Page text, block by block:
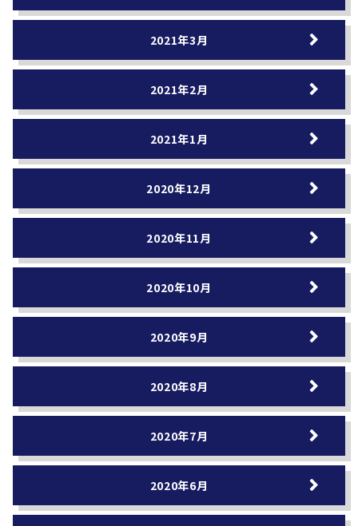
2021年3月
2021年2月
2021年1月
2020年12月
2020年11月
2020年10月
2020年9月
2020年8月
2020年7月
2020年6月